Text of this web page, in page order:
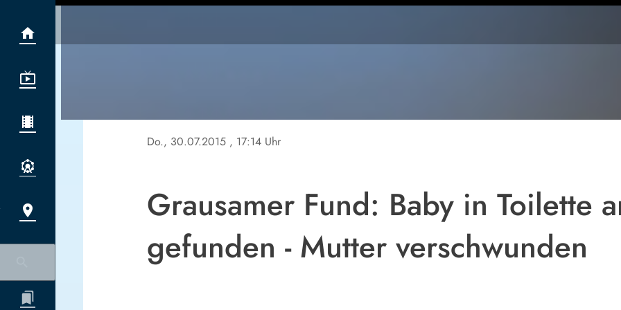
Bundespolizei
Do., 30.07.2015 , 17:14 Uhr
Grausamer Fund: Baby in Toilette
gefunden - Mutter verschwunden